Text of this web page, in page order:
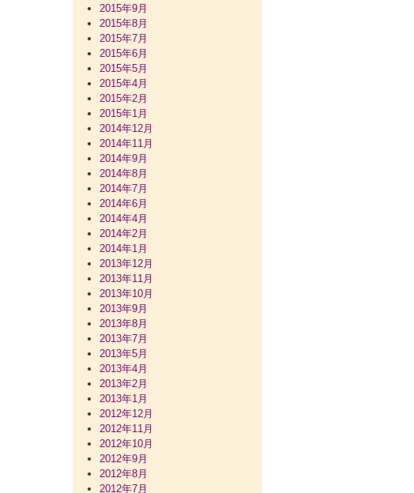
2015年9月
2015年8月
2015年7月
2015年6月
2015年5月
2015年4月
2015年2月
2015年1月
2014年12月
2014年11月
2014年9月
2014年8月
2014年7月
2014年6月
2014年4月
2014年2月
2014年1月
2013年12月
2013年11月
2013年10月
2013年9月
2013年8月
2013年7月
2013年5月
2013年4月
2013年2月
2013年1月
2012年12月
2012年11月
2012年10月
2012年9月
2012年8月
2012年7月